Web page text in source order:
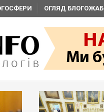
ОГЛЯД БЛОГОЖАБ